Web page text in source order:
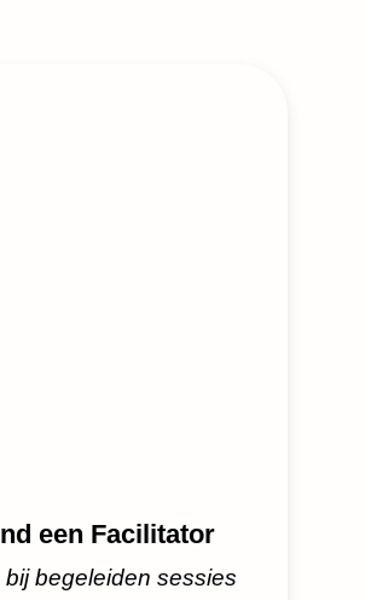
een Facilitator
bij begeleiden sessies